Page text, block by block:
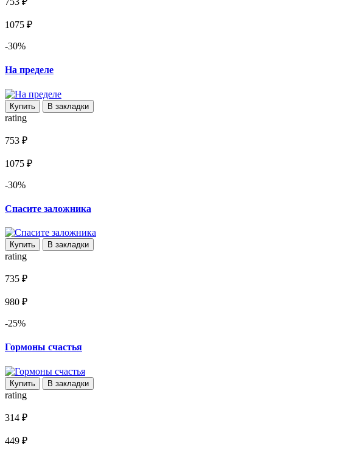
1075 ₽
-30%
На пределе
Купить В закладки
rating
753 ₽
1075 ₽
-30%
Спасите заложника
Купить В закладки
rating
735 ₽
980 ₽
-25%
Гормоны счастья
Купить В закладки
rating
314 ₽
449 ₽